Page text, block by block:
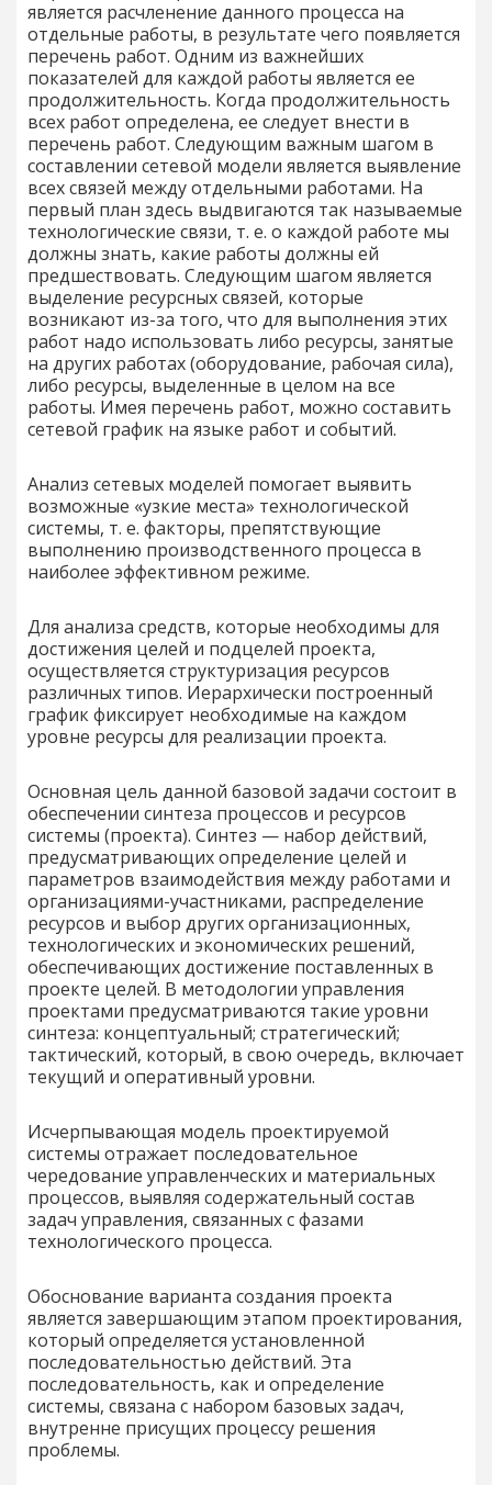
является расчленение данного процесса на
отдельные работы, в результате чего появляется
перечень работ. Одним из важнейших
показателей для каждой работы является ее
продолжительность. Когда продолжительность
всех работ определена, ее следует внести в
перечень работ. Следующим важным шагом в
составлении сетевой модели является выявление
всех связей между отдельными работами. На
первый план здесь выдвигаются так называемые
технологические связи, т. е. о каждой работе мы
должны знать, какие работы должны ей
предшествовать. Следующим шагом является
выделение ресурсных связей, которые
возникают из-за того, что для выполнения этих
работ надо использовать либо ресурсы, занятые
на других работах (оборудование, рабочая сила),
либо ресурсы, выделенные в целом на все
работы. Имея перечень работ, можно составить
сетевой график на языке работ и событий.
Анализ сетевых моделей помогает выявить
возможные «узкие места» технологической
системы, т. е. факторы, препятствующие
выполнению производственного процесса в
наиболее эффективном режиме.
Для анализа средств, которые необходимы для
достижения целей и подцелей проекта,
осуществляется структуризация ресурсов
различных типов. Иерархически построенный
график фиксирует необходимые на каждом
уровне ресурсы для реализации проекта.
Основная цель данной базовой задачи состоит в
обеспечении синтеза процессов и ресурсов
системы (проекта). Синтез — набор действий,
предусматривающих определение целей и
параметров взаимодействия между работами и
организациями-участниками, распределение
ресурсов и выбор других организационных,
технологических и экономических решений,
обеспечивающих достижение поставленных в
проекте целей. В методологии управления
проектами предусматриваются такие уровни
синтеза: концептуальный; стратегический;
тактический, который, в свою очередь, включает
текущий и оперативный уровни.
Исчерпывающая модель проектируемой
системы отражает последовательное
чередование управленческих и материальных
процессов, выявляя содержательный состав
задач управления, связанных с фазами
технологического процесса.
Обоснование варианта создания проекта
является завершающим этапом проектирования,
который определяется установленной
последовательностью действий. Эта
последовательность, как и определение
системы, связана с набором базовых задач,
внутренне присущих процессу решения
проблемы.